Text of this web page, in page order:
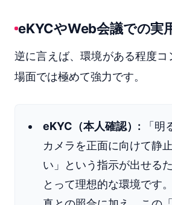
eKYCやWeb会議での実
逆に言えば、環境がある程度コ
場面では極めて強力です。
eKYC（本人確認）: 「明
カメラを正面に向けて静
い」という指示が出せる
とって理想的な環境です